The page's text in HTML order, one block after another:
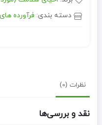
دسته بندی: فرآورده
نظرات (0)
نقد و بررسی‌ها